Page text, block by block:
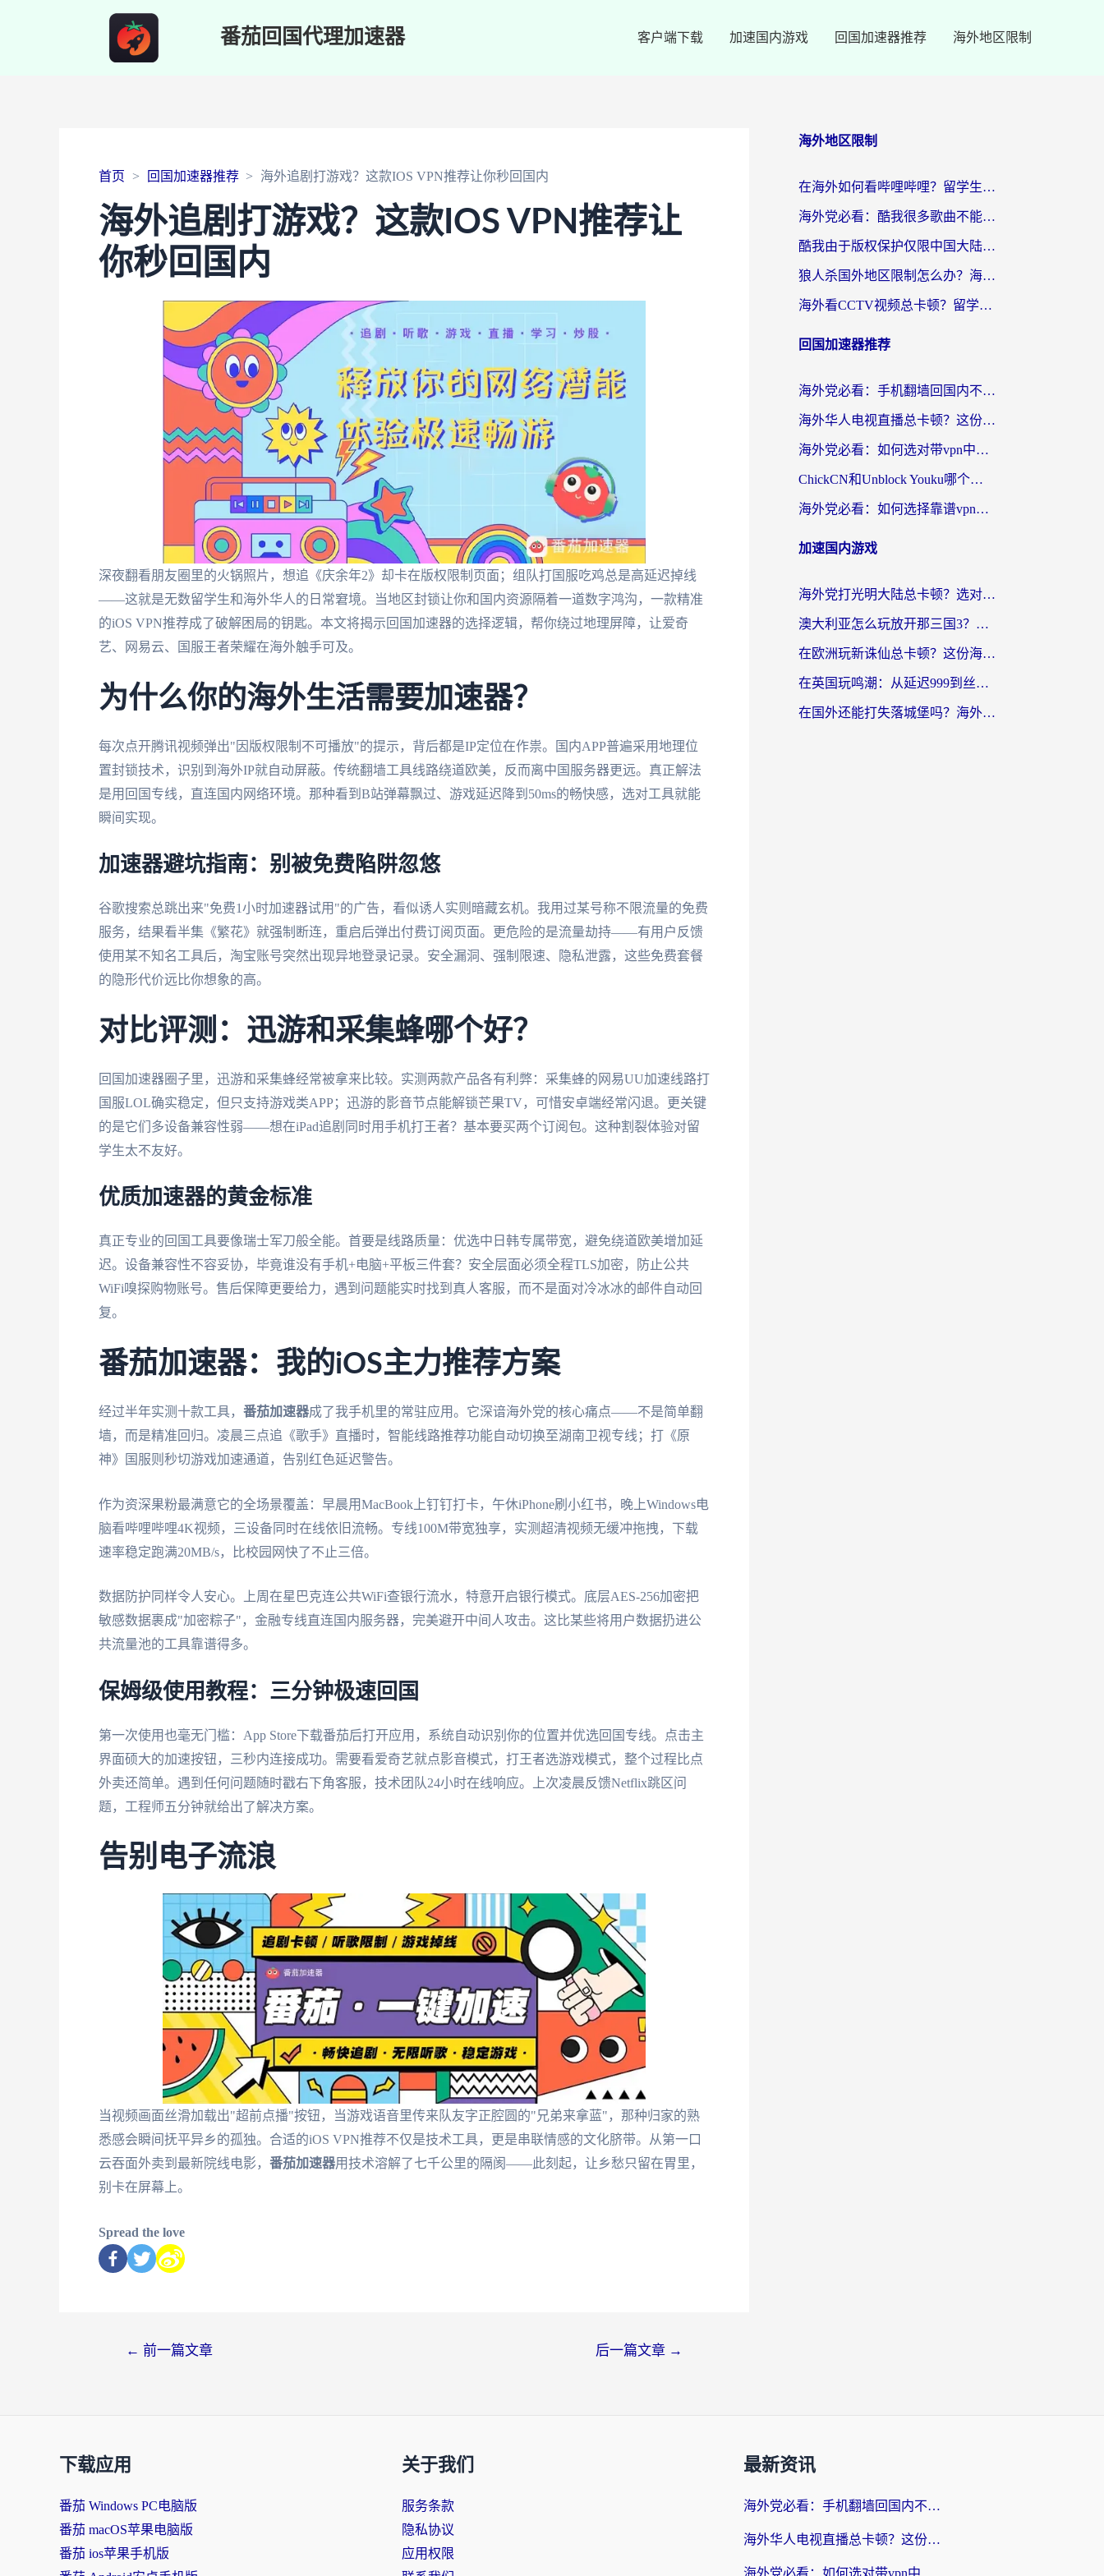
番茄回国代理加速器 客户端下载 加速国内游戏 回国加速器推荐 海外地区限制
首页 回国加速器推荐 海外追剧打游戏？这款IOS VPN推荐让你秒回国内
海外追剧打游戏？这款IOS VPN推荐让
你秒回国内
深夜翻看朋友圈里的火锅照片，想追《庆余年2》却卡在版权限制页面；组队打国服吃鸡总是高延迟掉线
——这就是无数留学生和海外华人的日常窘境。当地区封锁让你和国内资源隔着一道数字鸿沟，一款精准
的iOS VPN推荐成了破解困局的钥匙。本文将揭示回国加速器的选择逻辑，帮你绕过地理屏障，让爱奇
艺、网易云、国服王者荣耀在海外触手可及。
为什么你的海外生活需要加速器？
每次点开腾讯视频弹出"因版权限制不可播放"的提示，背后都是IP定位在作祟。国内APP普遍采用地理位
置封锁技术，识别到海外IP就自动屏蔽。传统翻墙工具线路绕道欧美，反而离中国服务器更远。真正解法
是用回国专线，直连国内网络环境。那种看到B站弹幕飘过、游戏延迟降到50ms的畅快感，选对工具就能
瞬间实现。
加速器避坑指南：别被免费陷阱忽悠
谷歌搜索总跳出来"免费1小时加速器试用"的广告，看似诱人实则暗藏玄机。我用过某号称不限流量的免费
服务，结果看半集《繁花》就强制断连，重启后弹出付费订阅页面。更危险的是流量劫持——有用户反馈
使用某不知名工具后，淘宝账号突然出现异地登录记录。安全漏洞、强制限速、隐私泄露，这些免费套餐
的隐形代价远比你想象的高。
对比评测：迅游和采集蜂哪个好？
回国加速器圈子里，迅游和采集蜂经常被拿来比较。实测两款产品各有利弊：采集蜂的网易UU加速线路打
国服LOL确实稳定，但只支持游戏类APP；迅游的影音节点能解锁芒果TV，可惜安卓端经常闪退。更关键
的是它们多设备兼容性弱——想在iPad追剧同时用手机打王者？基本要买两个订阅包。这种割裂体验对留
学生太不友好。
优质加速器的黄金标准
真正专业的回国工具要像瑞士军刀般全能。首要是线路质量：优选中日韩专属带宽，避免绕道欧美增加延
迟。设备兼容性不容妥协，毕竟谁没有手机+电脑+平板三件套？安全层面必须全程TLS加密，防止公共
WiFi嗅探购物账号。售后保障更要给力，遇到问题能实时找到真人客服，而不是面对冷冰冰的邮件自动回
复。
番茄加速器：我的iOS主力推荐方案
经过半年实测十款工具， 番茄加速器成了我手机里的常驻应用。它深谙海外党的核心痛点——不是简单翻
墙，而是精准回归。凌晨三点追《歌手》直播时，智能线路推荐功能自动切换至湖南卫视专线；打《原
神》国服则秒切游戏加速通道，告别红色延迟警告。
作为资深果粉最满意它的全场景覆盖：早晨用MacBook上钉钉打卡，午休iPhone刷小红书，晚上Windows电
脑看哔哩哔哩4K视频，三设备同时在线依旧流畅。专线100M带宽独享，实测超清视频无缓冲拖拽，下载
速率稳定跑满20MB/s，比校园网快了不止三倍。
数据防护同样令人安心。上周在星巴克连公共WiFi查银行流水，特意开启银行模式。底层AES-256加密把
敏感数据裹成"加密粽子"，金融专线直连国内服务器，完美避开中间人攻击。这比某些将用户数据扔进公
共流量池的工具靠谱得多。
保姆级使用教程：三分钟极速回国
第一次使用也毫无门槛：App Store下载番茄后打开应用，系统自动识别你的位置并优选回国专线。点击主
界面硕大的加速按钮，三秒内连接成功。需要看爱奇艺就点影音模式，打王者选游戏模式，整个过程比点
外卖还简单。遇到任何问题随时戳右下角客服，技术团队24小时在线响应。上次凌晨反馈Netflix跳区问
题，工程师五分钟就给出了解决方案。
告别电子流浪
当视频画面丝滑加载出"超前点播"按钮，当游戏语音里传来队友字正腔圆的"兄弟来拿蓝"，那种归家的熟
悉感会瞬间抚平异乡的孤独。合适的iOS VPN推荐不仅是技术工具，更是串联情感的文化脐带。从第一口
云吞面外卖到最新院线电影， 番茄加速器用技术溶解了七千公里的隔阂——此刻起，让乡愁只留在胃里，
别卡在屏幕上。
Spread the love
← 前一篇文章 后一篇文章 →
海外地区限制
在海外如何看哔哩哔哩？留学生亲测有效的回国加速指南
海外党必看：酷我很多歌曲不能听？一招解决优酷版权限制+B站地域问题！
酷我由于版权保护仅限中国大陆怎么办？海外党亲测有效的解锁指南
狼人杀国外地区限制怎么办？海外党亲测有效的全场景回国加速指南
海外看CCTV视频总卡顿？留学生亲测有效的回国加速器选择指南
回国加速器推荐
海外党必看：手机翻墙回国内不再难，一篇搞定无缝访问国内资源指南
海外华人电视直播总卡顿？这份回国加速器选择指南帮你无缝看国内资源
海外党必看：如何选对带vpn中国节点的加速器？无缝访问国内资源全攻略
ChickCN和Unblock Youku哪个好？海外党亲测4款热门回国加速器，附避坑指南
海外党必看：如何选择靠谱vpn加速器官网？轻松解决国内APP地区限制
加速国内游戏
海外党打光明大陆总卡顿？选对加速器才是关键！（附亲测好用的推荐）
澳大利亚怎么玩放开那三国3？海外党亲测有效的国服游戏加速指南
在欧洲玩新诛仙总卡顿？这份海外党专属加速器指南帮你解决延迟难题
在英国玩鸣潮：从延迟999到丝滑操作，我是怎么做到的？
在国外还能打失落城堡吗？海外玩家国服游戏加速终极指南（附北美玩online加速器下载技巧）
下载应用
番茄 Windows PC电脑版
番茄 macOS苹果电脑版
番茄 ios苹果手机版
关于我们
服务条款
隐私协议
应用权限
最新资讯
海外党必看：手机翻墙回国内不再难，一篇搞定无缝访问国内资源指南
海外华人电视直播总卡顿？这份回国加速器选择指南帮你无缝看国内资源